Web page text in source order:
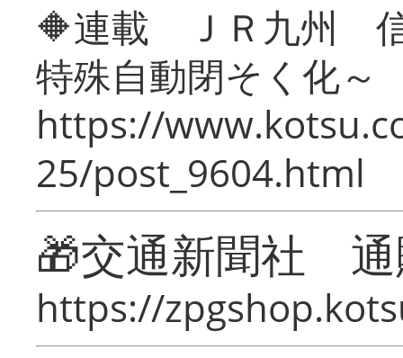
🔶連載 ＪＲ九州 信
特殊自動閉そく化～
https://
25/post_9604.html
🎁交通新聞社
https://